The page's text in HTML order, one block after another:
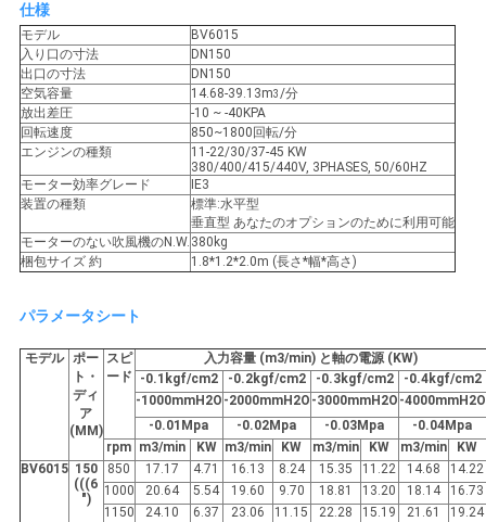
引
用
を
要
求
し
COMPANY
NEWS
仕様
モデル
BV6015
入り口の寸法
DN150
出口の寸法
DN150
空気容量
14.68-39.13m3/分
放出差圧
-10 ~ -40KPA
回転速度
850~1800回転/分
エンジンの種類
11-22/30/37-45 KW
380/400/415/440V, 3PHASES, 50/60HZ
モーター効率グレード
IE3
装置の種類
標準:水平型
垂直型 あなたのオプションのために利用可能
モーターのない吹風機のN.W. 380kg
梱包サイズ 約
1.8*1.2*2.0m (長さ*幅*高さ)
パラメータシート
モデル
ポー
ト・
ディ
ア
(MM)
スピ
ード
入力容量 (m3/min) と軸の電源 (KW)
-0.1kgf/cm2
-0.2kgf/cm2 -0.3kgf/cm2
-0.4kgf/cm2
-1000mmH2O -2000mmH2O -3000mmH2O -4000mmH2O
-0.01Mpa
-0.02Mpa -0.03Mpa
-0.04Mpa
rpm m3/min KW m3/min KW m3/min KW m3/min
KW
BV6015 150
(((6
")
850 17.17 4.71 16.13 8.24 15.35 11.22 14.68
14.22
1000
20.64 5.54 19.60 9.70 18.81 13.20 18.14
16.73
1150
24.10 6.37 23.06 11.15 22.28 15.19 21.61
19.24